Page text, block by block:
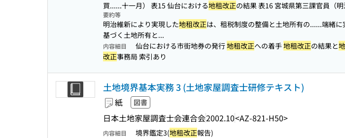
買......十一月） 表15 仙台における地租改正の結果 表16 宮城県第三課官員（
要約等
明治維新により実現した地租改正は、租税制度の整備と土地所有の......端緒に
基づく土地所有と...
内容細目 仙台における市街地券の発行地租改正への着手地租改正の結果と
改正事務局 索引あり
土地境界基本実務 3 (土地家屋調査士研修テキスト)
紙 図書
日本土地家屋調査士会連合会2002.10<AZ-821-H50>
内容細目 境界鑑定3(地租改正報告)